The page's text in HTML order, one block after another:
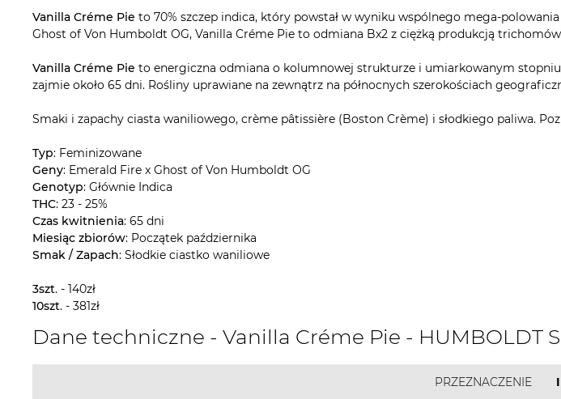
Vanilla Créme Pie to 70% szczep indica, który powstał w wyniku wspólnego mega-
Ghost of Von Humboldt OG, Vanilla Créme Pie to odmiana Bx2 z ciężką produkcją
Vanilla Créme Pie to energiczna odmiana o kolumnowej strukturze i umiarkowanym
zajmie około 65 dni. Rośliny uprawiane na zewnątrz na północnych szerokościach
Smaki i zapachy ciasta waniliowego, crème pâtissière (Boston Crème) i słodkiego paliwa.
Typ: Feminizowane
Geny: Emerald Fire x Ghost of Von Humboldt OG
Genotyp: Głównie Indica
THC: 23 - 25%
Czas kwitnienia: 65 dni
Miesiąc zbiorów: Początek października
Smak / Zapach: Słodkie ciastko waniliowe
3szt. - 140zł
10szt. - 381zł
Dane techniczne - Vanilla Créme Pie - HUMBOLDT
PRZEZNACZENIE